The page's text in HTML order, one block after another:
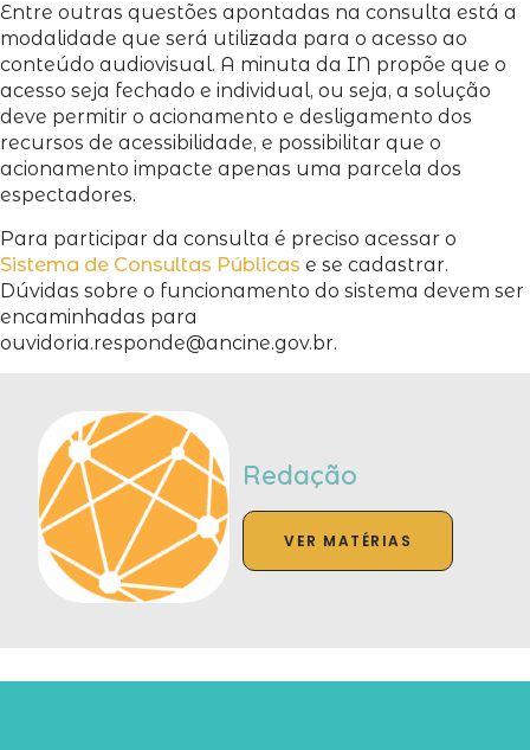
Entre outras questões apontadas na consulta está a
modalidade que será utilizada para o acesso ao
conteúdo audiovisual. A minuta da IN propõe que o
acesso seja fechado e individual, ou seja, a solução
deve permitir o acionamento e desligamento dos
recursos de acessibilidade, e possibilitar que o
acionamento impacte apenas uma parcela dos
espectadores.
Para participar da consulta é preciso acessar o
Sistema de Consultas Públicas e se cadastrar.
Dúvidas sobre o funcionamento do sistema devem ser
encaminhadas para
ouvidoria.responde@ancine.gov.br.
Redação
VER MATÉRIAS